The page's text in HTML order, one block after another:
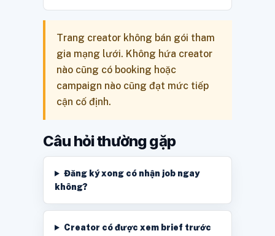
Trang creator không bán gói tham
gia mạng lưới. Không hứa creator
nào cũng có booking hoặc
campaign nào cũng đạt mức tiếp
cận cố định.
Câu hỏi thường gặp
Đăng ký xong có nhận job ngay
không?
Creator có được xem brief trước